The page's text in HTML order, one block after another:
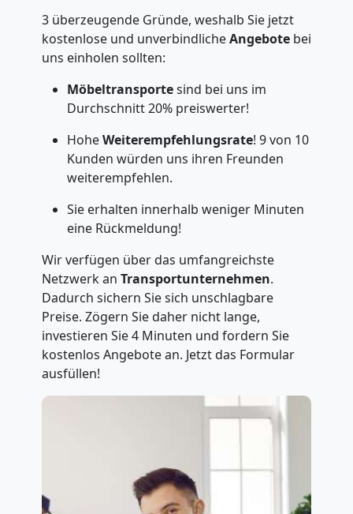
3 überzeugende Gründe, weshalb Sie jetzt
kostenlose und unverbindlicheAngebote bei
uns einholen sollten:
Möbeltransportesind bei uns im
Durchschnitt 20% preiswerter!
HoheWeiterempfehlungsrate! 9 von 10
Kunden würden uns ihren Freunden
weiterempfehlen.
Sie erhalten innerhalb weniger Minuten
eine Rückmeldung!
Wir verfügen über das umfangreichste
Netzwerk an Transportunternehmen.
Dadurch sichern Sie sich unschlagbare
Preise. Zögern Sie daher nicht lange,
investieren Sie 4 Minuten und fordern Sie
kostenlos Angebote an. Jetzt das Formular
ausfüllen!